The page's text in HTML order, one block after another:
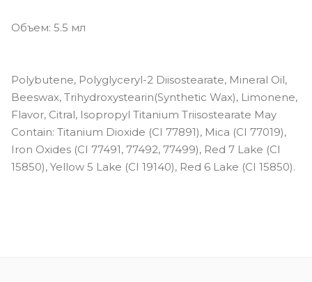
Объем: 5.5 мл
Polybutene, Polyglyceryl-2 Diisostearate, Mineral Oil,
Beeswax, Trihydroxystearin(Synthetic Wax), Limonene,
Flavor, Citral, Isopropyl Titanium Triisostearate May
Contain: Titanium Dioxide (CI 77891), Mica (CI 77019),
Iron Oxides (CI 77491, 77492, 77499), Red 7 Lake (CI
15850), Yellow 5 Lake (CI 19140), Red 6 Lake (CI 15850).